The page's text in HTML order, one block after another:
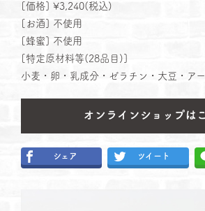
[価格] ¥3,240(税込)
[お酒] 不使⽤
[蜂蜜] 不使⽤
[特定原材料等(28品⽬)]
小麦・卵・乳成分・ゼラチン・大豆・ア
シェア ツイート